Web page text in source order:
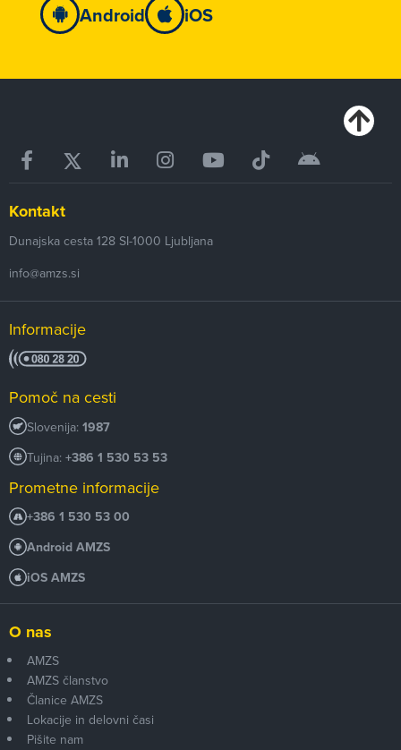
Android iOS
Kontakt
Dunajska cesta 128 SI-1000 Ljubljana
info@amzs.si
Informacije
Pomoč na cesti
Slovenija: 1987
Tujina: +386 1 530 53 53
Prometne informacije
+386 1 530 53 00
Android AMZS
iOS AMZS
O nas
AMZS
AMZS članstvo
Članice AMZS
Lokacije in delovni časi
Pišite nam